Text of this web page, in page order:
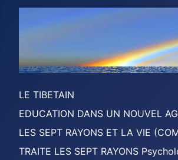
LE TIBETAIN
EDUCATION DANS UN NOUVEL
LES SEPT RAYONS ET LA VIE
TRAITE LES SEPT RAYONS